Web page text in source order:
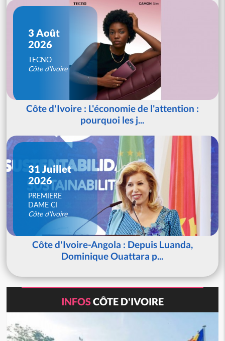
3 Août
2026
TECNO
Côte d'Ivoire
Côte d'Ivoire : L'économie de l'attention :
pourquoi les j...
31 Juillet
2026
PREMIERE
DAME CI
Côte d'Ivoire
Côte d'Ivoire-Angola : Depuis Luanda,
Dominique Ouattara p...
INFOSCÔTE D'IVOIRE